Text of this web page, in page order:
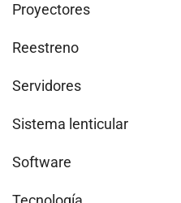
Proyectores
Reestreno
Servidores
Sistema lenticular
Software